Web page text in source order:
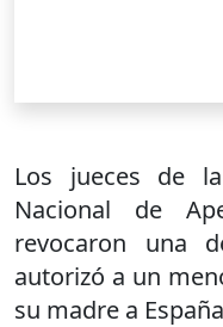
Los jueces de la
Nacional de
revocaron una
autorizó a un
su madre a